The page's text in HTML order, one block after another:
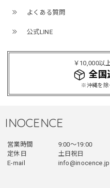
よくある質問
公式LINE
￥10,000以
全国
※沖縄を除
2025/12/24
レッドめちゃくちゃカッコイ
てあまり他のお店で売ってな
買って良かったです！！ただ
ブラック/L
2025/12/24
INOCENCE
営業時間
9:00〜19:00
定休日
土日祝日
E-mail
info@inocence.jp